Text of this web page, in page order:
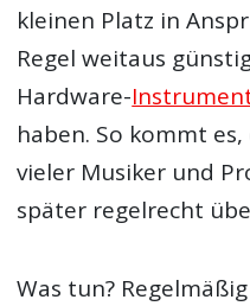
kleinen Platz in
Regel weitaus
Hardware-
haben. So kommt
vieler Musiker und
später regelrecht
Was tun?